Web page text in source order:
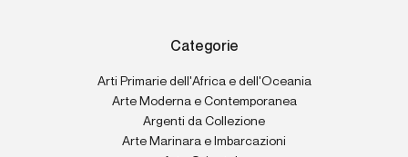
Categorie
Arti Primarie dell'Africa e dell'Oceania
Arte Moderna e Contemporanea
Argenti da Collezione
Arte Marinara e Imbarcazioni